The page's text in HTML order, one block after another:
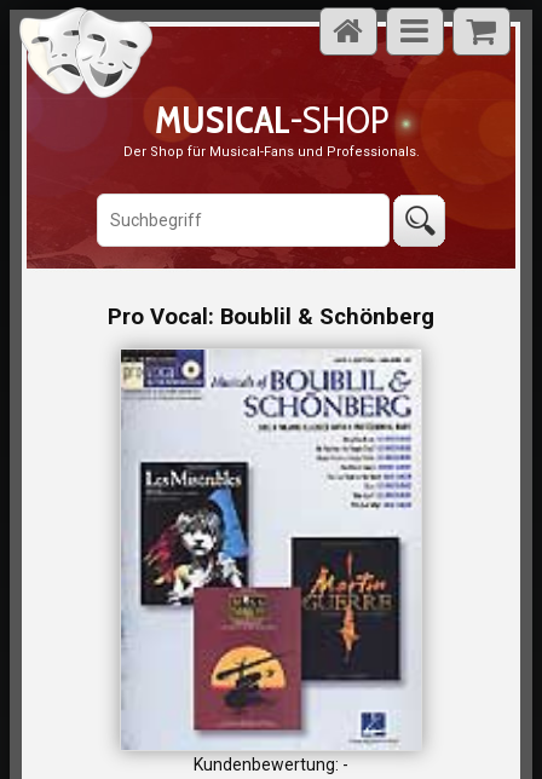
MUSICAL-SHOP
Der Shop für Musical-Fans und Professionals.
Pro Vocal: Boublil & Schönberg
Kundenbewertung: -